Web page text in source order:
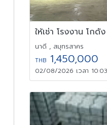
นาดี , สมุทรสาคร
THB 1,450,000
02/08/2026 เวลา